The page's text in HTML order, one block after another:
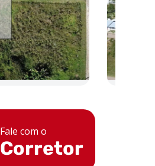
Fale com o
Corretor